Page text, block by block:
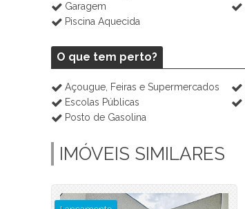
Garagem
Piscina Aquecida
O que tem perto?
Açougue, Feiras e Supermercados
Escolas Públicas
Posto de Gasolina
IMÓVEIS SIMILARES